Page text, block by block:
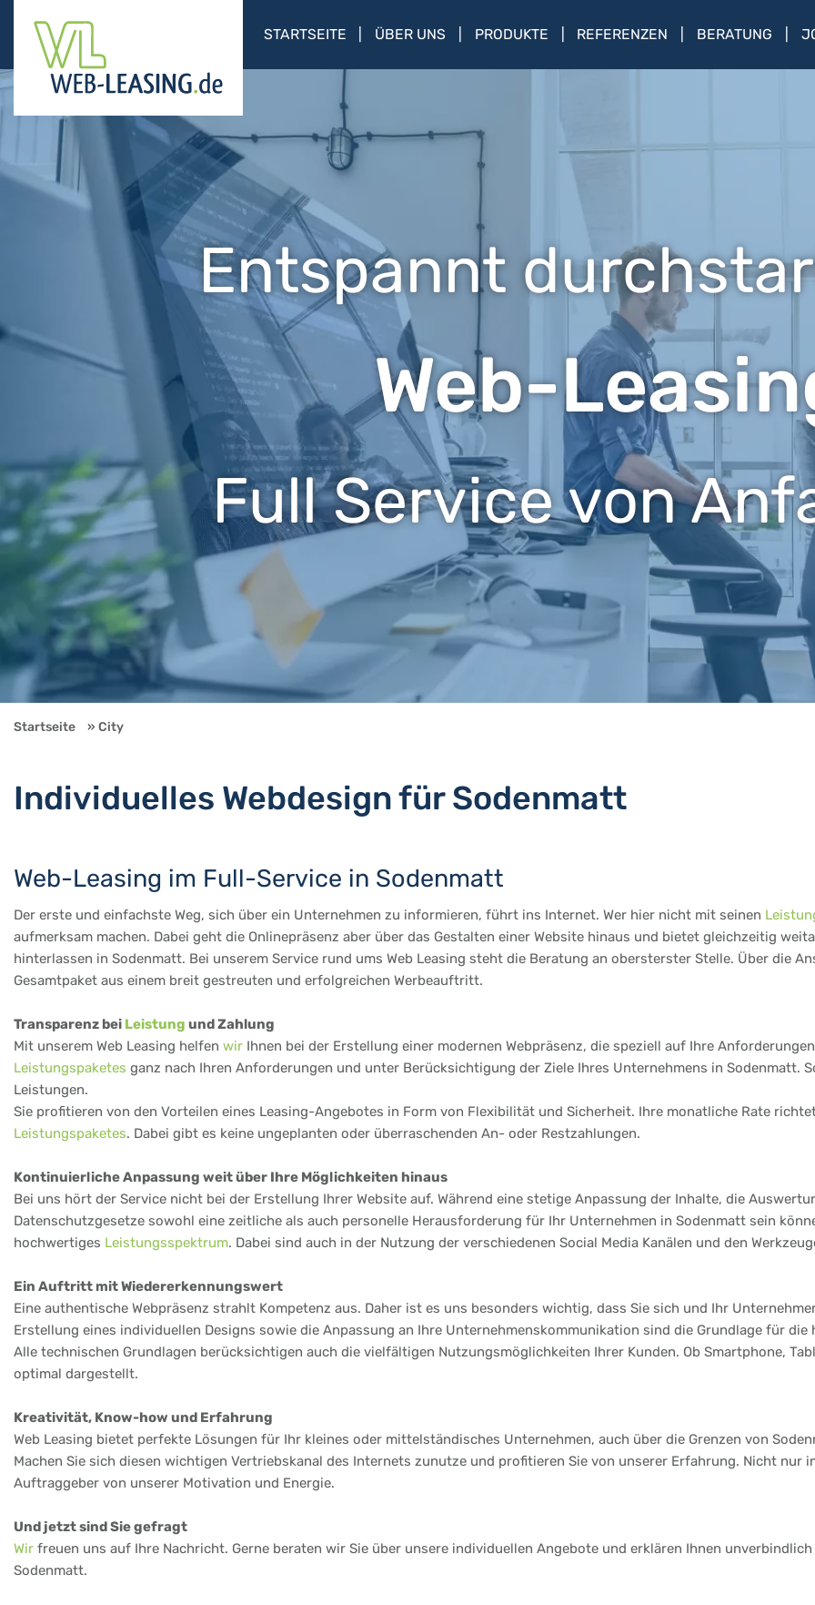
STARTSEITE ÜBER UNS PRODUKTE REFERENZEN BERATUNG
Entspannt
Web-
Full Service von
Startseite City
Individuelles Webdesign für Sodenmatt
Web-Leasing im Full-Service in Sodenmatt
Der erste und einfachste Weg, sich über ein Unternehmen zu informieren, führt ins Internet. Wer hier nicht mit seinen
aufmerksam machen. Dabei geht die Onlinepräsenz aber über das Gestalten einer Website hinaus und bietet gleichzeitig
hinterlassen in Sodenmatt. Bei unserem Service rund ums Web Leasing steht die Beratung an obersterster Stelle. Über die
Gesamtpaket aus einem breit gestreuten und erfolgreichen Werbeauftritt.
Transparenz bei Leistung und Zahlung
Mit unserem Web Leasing helfen wir Ihnen bei der Erstellung einer modernen Webpräsenz, die speziell auf Ihre
Leistungspaketes ganz nach Ihren Anforderungen und unter Berücksichtigung der Ziele Ihres Unternehmens in Sodenmatt.
Leistungen.
Sie profitieren von den Vorteilen eines Leasing-Angebotes in Form von Flexibilität und Sicherheit. Ihre monatliche Rate
Leistungspaketes. Dabei gibt es keine ungeplanten oder überraschenden An- oder Restzahlungen.
Kontinuierliche Anpassung weit über Ihre Möglichkeiten hinaus
Bei uns hört der Service nicht bei der Erstellung Ihrer Website auf. Während eine stetige Anpassung der Inhalte, die
Datenschutzgesetze sowohl eine zeitliche als auch personelle Herausforderung für Ihr Unternehmen in Sodenmatt sein
hochwertiges Leistungsspektrum. Dabei sind auch in der Nutzung der verschiedenen Social Media Kanälen und den
Ein Auftritt mit Wiedererkennungswert
Eine authentische Webpräsenz strahlt Kompetenz aus. Daher ist es uns besonders wichtig, dass Sie sich und Ihr
Erstellung eines individuellen Designs sowie die Anpassung an Ihre Unternehmenskommunikation sind die Grundlage für
Alle technischen Grundlagen berücksichtigen auch die vielfältigen Nutzungsmöglichkeiten Ihrer Kunden. Ob Smartphone,
optimal dargestellt.
Kreativität, Know-how und Erfahrung
Web Leasing bietet perfekte Lösungen für Ihr kleines oder mittelständisches Unternehmen, auch über die Grenzen von
Machen Sie sich diesen wichtigen Vertriebskanal des Internets zunutze und profitieren Sie von unserer Erfahrung. Nicht
Auftraggeber von unserer Motivation und Energie.
Und jetzt sind Sie gefragt
Wir freuen uns auf Ihre Nachricht. Gerne beraten wir Sie über unsere individuellen Angebote und erklären Ihnen
Sodenmatt.